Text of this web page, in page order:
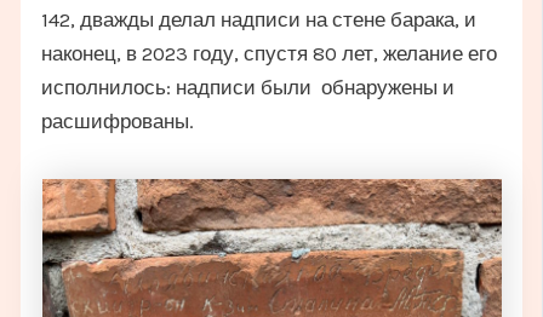
142, дважды делал надписи на стене барака, и
наконец, в 2023 году, спустя 80 лет, желание его
исполнилось: надписи были обнаружены и
расшифрованы.